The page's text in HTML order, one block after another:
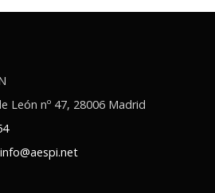
León nº 47, 28006 Madrid
info@aespi.net